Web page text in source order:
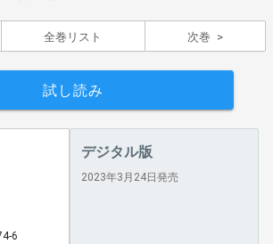
全巻リスト 次巻
試し読み
6
デジタル版
2023年3月24日発売